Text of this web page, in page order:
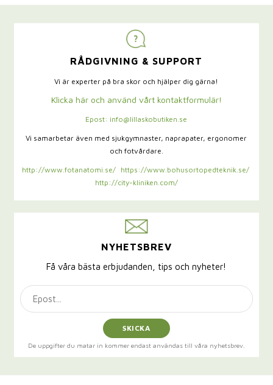
RÅDGIVNING & SUPPORT
Vi är experter på bra skor och hjälper dig gärna!
Klicka här och använd vårt kontaktformulär!
Epost: info@lillaskobutiken.se
Vi samarbetar även med sjukgymnaster, naprapater, ergonomer
och fotvårdare.
http://www.fotanatomi.se/
https://www.bohusortopedteknik.se/
http://city-kliniken.com/
NYHETSBREV
Få våra bästa erbjudanden, tips och nyheter!
SKICKA
De uppgifter du matar in kommer endast användas till våra nyhetsbrev.